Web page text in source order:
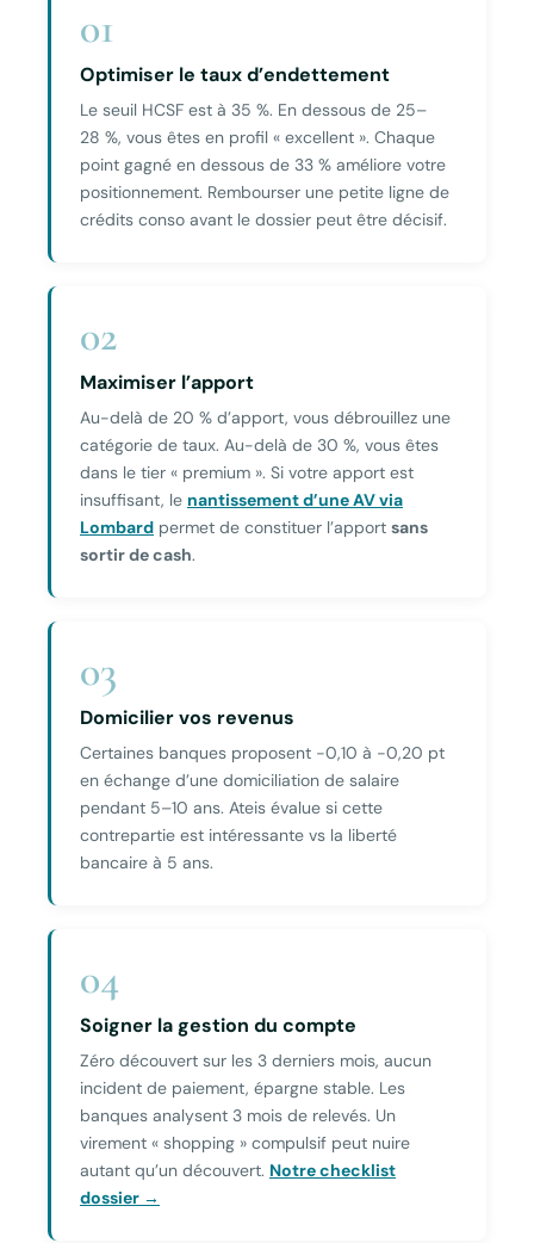
01
Optimiser le taux d’endettement
Le seuil HCSF est à 35 %. En dessous de 25–
28 %, vous êtes en profil « excellent ». Chaque
point gagné en dessous de 33 % améliore votre
positionnement. Rembourser une petite ligne de
crédits conso avant le dossier peut être décisif.
02
Maximiser l’apport
Au-delà de 20 % d’apport, vous débrouillez une
catégorie de taux. Au-delà de 30 %, vous êtes
dans le tier « premium ». Si votre apport est
insuffisant, le nantissement d’une AV via
Lombard permet de constituer l’apport sans
sortir de cash.
03
Domicilier vos revenus
Certaines banques proposent −0,10 à −0,20 pt
en échange d’une domiciliation de salaire
pendant 5–10 ans. Ateis évalue si cette
contrepartie est intéressante vs la liberté
bancaire à 5 ans.
04
Soigner la gestion du compte
Zéro découvert sur les 3 derniers mois, aucun
incident de paiement, épargne stable. Les
banques analysent 3 mois de relevés. Un
virement « shopping » compulsif peut nuire
autant qu’un découvert. Notre checklist
dossier →